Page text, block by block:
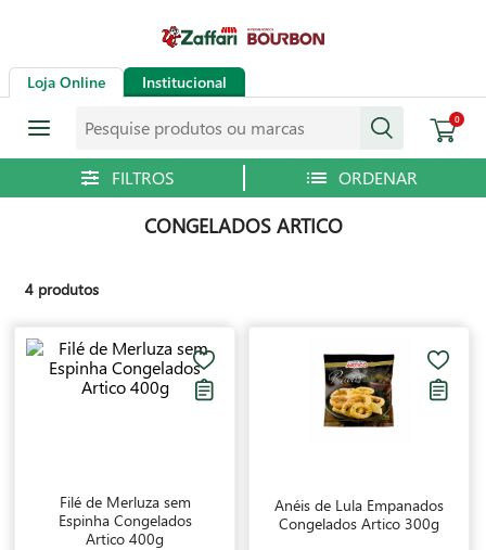
Loja Online Institucional
0
CONGELADOS ARTICO
4 produtos
Filé de Merluza sem
Espinha Congelados
Artico 400g
Anéis de Lula Empanados
Congelados Artico 300g